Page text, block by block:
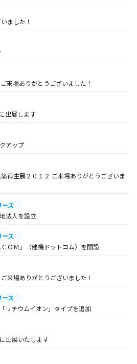
ました！
来場ありがとうございました！
出展します
アップ
再生展２０１２ ご来場ありがとうございま
ース
法人を設立
ース
ＯＭ」（建機ドットコム）を開設
来場ありがとうございました！
ース
リチウムイオン」タイプを追加
出展いたします